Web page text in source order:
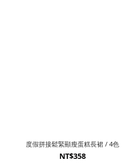
度假拼接鬆緊顯瘦蛋糕長裙 / 4色
NT$358